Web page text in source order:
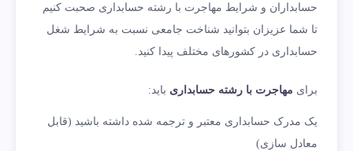
حسابداران و شرایط مهاجرت با رشته حسابداری صحبت کنیم
تا شما عزیزان بتوانید شناخت جامعی نسبت به شرایط شغل
حسابداری در کشورهای مختلف پیدا کنید.
برای مهاجرت با رشته حسابداری باید:
یک مدرک حسابداری معتبر و ترجمه شده داشته باشید (قابل
معادل سازی)